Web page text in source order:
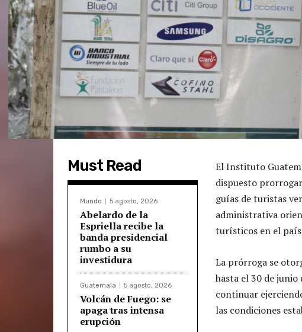
Must Read
Mundo 5 agosto, 2026
Abelardo de la
Espriella recibe la
banda presidencial
rumbo a su
investidura
Guatemala 5 agosto, 2026
Volcán de Fuego: se
apaga tras intensa
erupción
El Instituto
dispuesto
guías de turistas
administrativa
turísticos en el
La prórroga se
hasta el 30 de
continuar
las condiciones